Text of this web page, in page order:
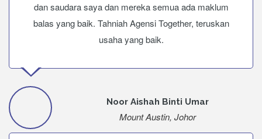
dan saudara saya dan mereka semua ada maklum
balas yang baik. Tahniah Agensi Together, teruskan
usaha yang baik.
Noor Aishah Binti Umar
Mount Austin, Johor